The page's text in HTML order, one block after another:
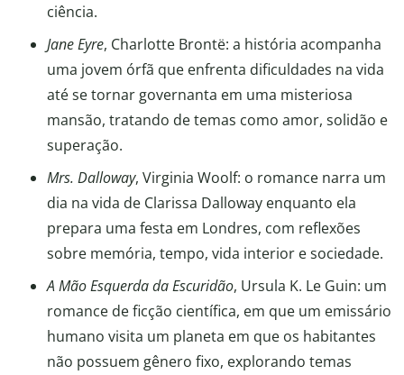
ciência.
Jane Eyre, Charlotte Brontë: a história acompanha
uma jovem órfã que enfrenta dificuldades na vida
até se tornar governanta em uma misteriosa
mansão, tratando de temas como amor, solidão e
superação.
Mrs. Dalloway, Virginia Woolf: o romance narra um
dia na vida de Clarissa Dalloway enquanto ela
prepara uma festa em Londres, com reflexões
sobre memória, tempo, vida interior e sociedade.
A Mão Esquerda da Escuridão, Ursula K. Le Guin: um
romance de ficção científica, em que um emissário
humano visita um planeta em que os habitantes
não possuem gênero fixo, explorando temas